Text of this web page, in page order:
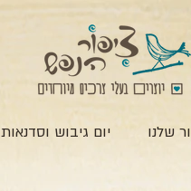
שלנו יום גיבוש וסדנאות